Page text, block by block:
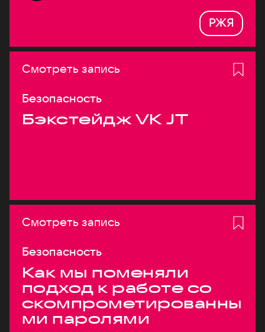
РЖЯ
Смотреть запись
Безопасность
Бэкстейдж VK JT
Смотреть запись
Безопасность
Как мы поменяли
подход к работе со
скомпрометированны
ми паролями